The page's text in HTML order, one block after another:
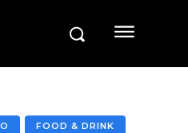
FOOD & DRINK